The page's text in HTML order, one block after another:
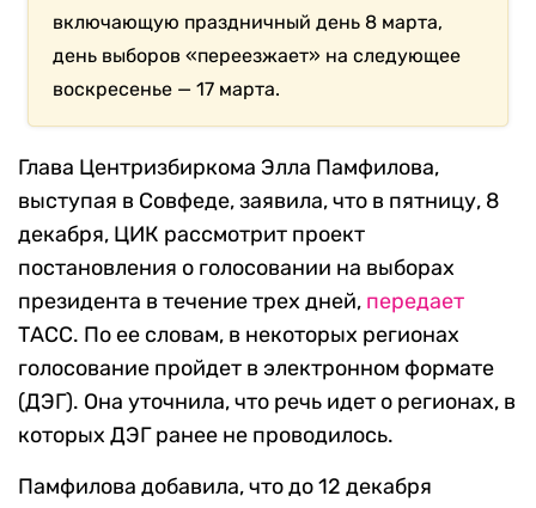
включающую праздничный день 8 марта,
день выборов «переезжает» на следующее
воскресенье — 17 марта.
Глава Центризбиркома Элла Памфилова,
выступая в Совфеде, заявила, что в пятницу, 8
декабря, ЦИК рассмотрит проект
постановления о голосовании на выборах
президента в течение трех дней, передает
ТАСС. По ее словам, в некоторых регионах
голосование пройдет в электронном формате
(ДЭГ). Она уточнила, что речь идет о регионах, в
которых ДЭГ ранее не проводилось.
Памфилова добавила, что до 12 декабря